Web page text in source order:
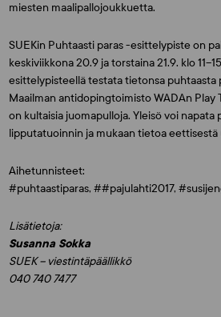
miesten maalipallojoukkuetta.
SUEKin Puhtaasti paras -esittelypiste on
keskiviikkona 20.9 ja torstaina 21.9. klo
esittelypisteellä testata tietonsa puhtaasta
Maailman antidopingtoimisto WADAn Play
on kultaisia juomapulloja. Yleisö voi napata
lipputatuoinnin ja mukaan tietoa eettisestä
Aihetunnisteet:
#puhtaastiparas, ##pajulahti2017,
Lisätietoja:
Susanna Sokka
SUEK – viestintäpäällikkö
040 740 7477